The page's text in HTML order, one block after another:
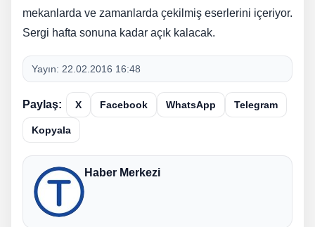
mekanlarda ve zamanlarda çekilmiş eserlerini içeriyor.
Sergi hafta sonuna kadar açık kalacak.
Yayın: 22.02.2016 16:48
Paylaş: X Facebook WhatsApp Telegram
Kopyala
Haber Merkezi